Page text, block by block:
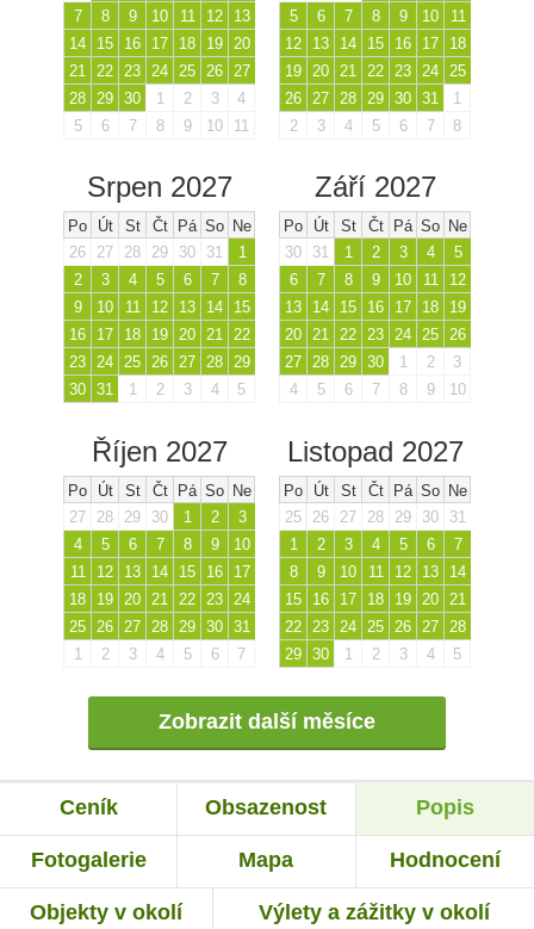
7
8 9 10 11 12
13
14
15 16 17 18 19 20
21 22 23 24 25 26 27
28 29 30 1 2 3
4
5
6 7 8 9 10 11
5
6 7 8 9 10
11
12
13 14 15 16 17
18
19 20 21 22 23 24 25
26 27 28 29 30 31
1
2
3 4 5 6 7 8
Srpen 2027
Po Út St Čt Pá So Ne
26
27 28 29 30 31
1
2
3 4 5 6 7
8
9
10 11 12 13 14
15
16
17 18 19 20 21 22
23 24 25 26 27 28 29
30 31 1 2 3 4 5
Září 2027
Po Út St Čt Pá So Ne
30
31 1 2 3 4
5
6
7 8 9 10 11
12
13
14 15 16 17 18
19
20 21 22 23 24 25 26
27 28 29 30 1 2
3
4
5 6 7 8 9 10
Říjen 2027
Po Út St Čt Pá So Ne
27
28 29 30 1 2
3
4
5 6 7 8 9
10
11
12 13 14 15 16
17
18
19 20 21 22 23
24
25
26 27 28 29 30 31
1
2 3 4 5 6 7
Listopad 2027
Po Út St Čt Pá So Ne
25
26 27 28 29 30
31
1
2 3 4 5 6
7
8
9 10 11 12 13
14
15
16 17 18 19 20
21
22
23 24 25 26 27
28
29 30 1 2 3 4 5
Zobrazit další měsíce
Ceník Obsazenost Popis
Fotogalerie Mapa Hodnocení
Objekty v okolí Výlety a zážitky v okolí